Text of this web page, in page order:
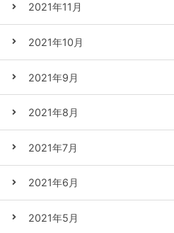
2021年11月
2021年10月
2021年9月
2021年8月
2021年7月
2021年6月
2021年5月